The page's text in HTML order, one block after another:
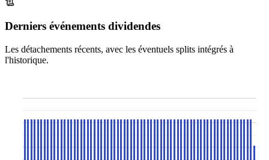
Derniers événements dividendes
Les détachements récents, avec les éventuels splits intégrés à
l'historique.